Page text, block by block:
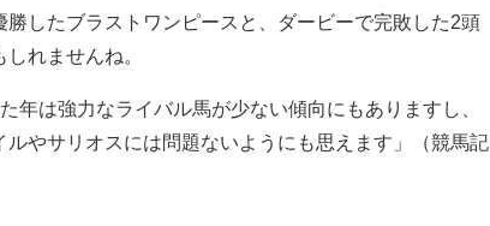
したブラストワンピースと、ダービーで完敗した2頭
れませんね。
年は強力なライバル馬が少ない傾向にもありますし、
やサリオスには問題ないようにも思えます」（競馬記